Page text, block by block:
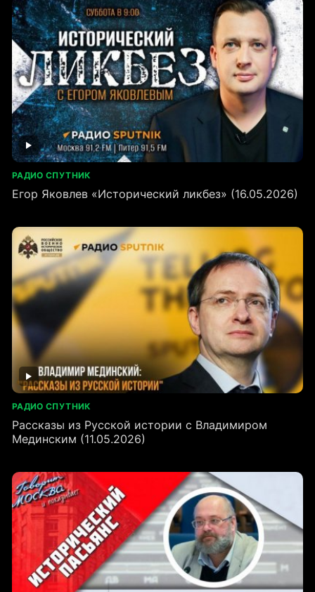
РАДИО СПУТНИК
Егор Яковлев «Исторический ликбез» (16.05.2026)
РАДИО СПУТНИК
Рассказы из Русской истории с Владимиром
Мединским (11.05.2026)